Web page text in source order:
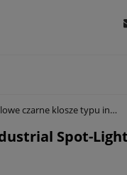
69204304 Trabo Long 3xE27 150cm x 115cm
Spot-Light